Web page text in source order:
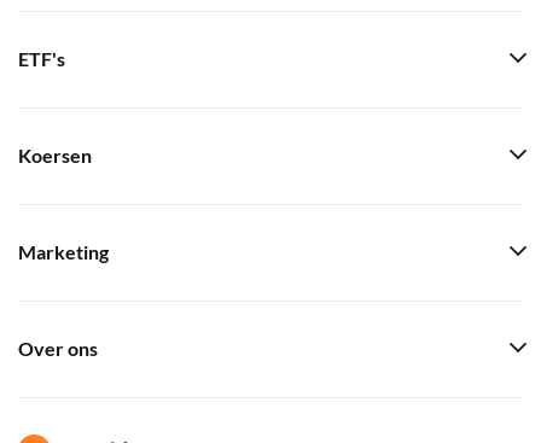
ETF's
Koersen
Marketing
Over ons